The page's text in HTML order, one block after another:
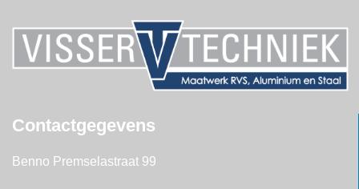
Contactgegevens
Benno Premselastraat 99